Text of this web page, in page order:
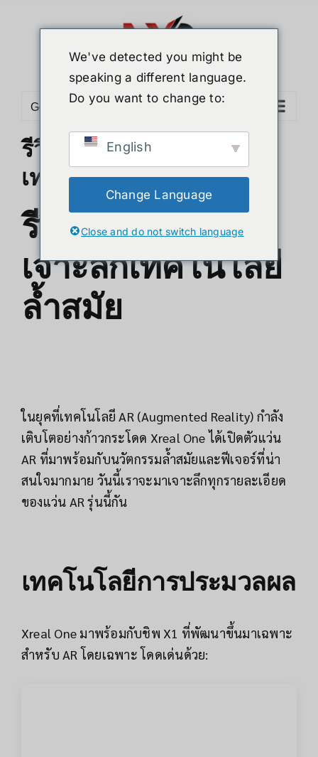
Go to...
รีวิว Xreal One เจาะลึก
เทคโนโลยีล้ำสมัย
รีวิว Xreal One
เจาะลึกเทคโนโลยี
ล้ำสมัย
ในยุคที่เทคโนโลยี AR (Augmented Reality) กำลัง
เติบโตอย่างก้าวกระโดด Xreal One ได้เปิดตัวแว่น
AR ที่มาพร้อมกับนวัตกรรมล้ำสมัยและฟีเจอร์ที่น่า
สนใจมากมาย วันนี้เราจะมาเจาะลึกทุกรายละเอียด
ของแว่น AR รุ่นนี้กัน
เทคโนโลยีการประมวลผล
Xreal One มาพร้อมกับชิพ X1 ที่พัฒนาขึ้นมาเฉพาะ
สำหรับ AR โดยเฉพาะ โดดเด่นด้วย:
We've detected you might be
speaking a different language.
Do you want to change to:
English
Change Language
Close and do not switch language